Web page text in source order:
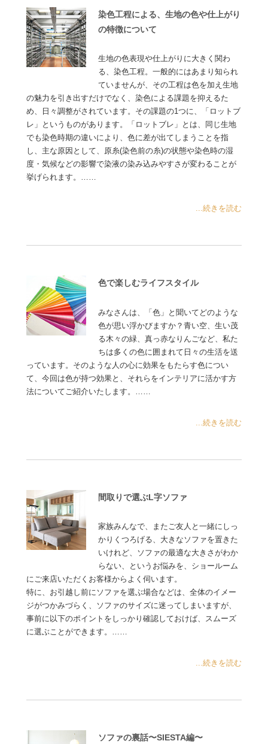
染色工程による、生地の色や仕上がり
の特徴について
生地の色表現や仕上がりに大きく関わ
る、染色工程。一般的にはあまり知られ
ていませんが、その工程は色を加え生地
の魅力を引き出すだけでなく、染色による課題を抑えるた
め、日々調整がされています。その課題の1つに、「ロットブ
レ」というものがあります。「ロットブレ」とは、同じ生地
でも染色時期の違いにより、色に差が出てしまうことを指
し、主な原因として、原糸(染色前の糸)の状態や染色時の湿
度・気候などの影響で染液の染み込みやすさが変わることが
挙げられます。……
...続きを読む
色で楽しむライフスタイル
みなさんは、「色」と聞いてどのような
色が思い浮かびますか？青い空、生い茂
る木々の緑、真っ赤なりんごなど、私た
ちは多くの色に囲まれて日々の生活を送
っています。そのような人の心に効果をもたらす色につい
て、今回は色が持つ効果と、それらをインテリアに活かす方
法についてご紹介いたします。……
...続きを読む
間取りで選ぶL字ソファ
家族みんなで、またご友人と一緒にしっ
かりくつろげる、大きなソファを置きた
いけれど、ソファの最適な大きさがわか
らない、というお悩みを、ショールーム
にご来店いただくお客様からよく伺います。
特に、お引越し前にソファを選ぶ場合などは、全体のイメー
ジがつかみづらく、ソファのサイズに迷ってしまいますが、
事前に以下のポイントをしっかり確認しておけば、スムーズ
に選ぶことができます。……
...続きを読む
ソファの裏話〜SIESTA編〜